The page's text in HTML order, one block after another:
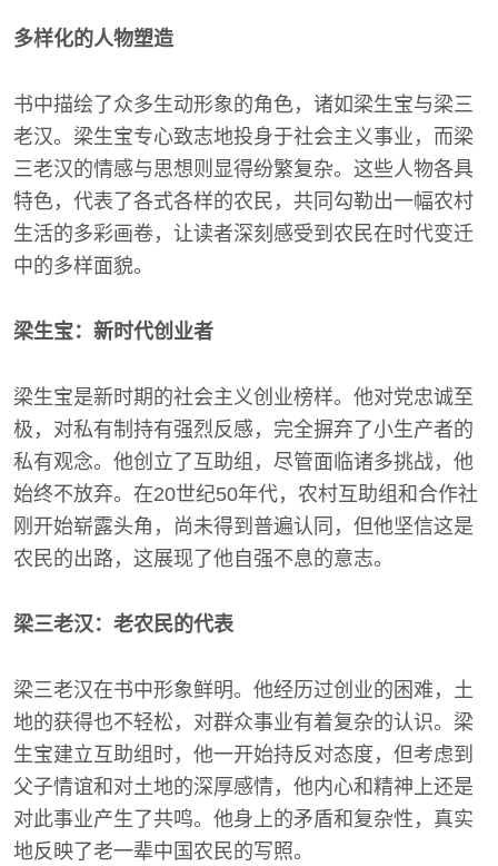
多样化的人物塑造
书中描绘了众多生动形象的角色，诸如梁生宝与梁三
老汉。梁生宝专心致志地投身于社会主义事业，而梁
三老汉的情感与思想则显得纷繁复杂。这些人物各具
特色，代表了各式各样的农民，共同勾勒出一幅农村
生活的多彩画卷，让读者深刻感受到农民在时代变迁
中的多样面貌。
梁生宝：新时代创业者
梁生宝是新时期的社会主义创业榜样。他对党忠诚至
极，对私有制持有强烈反感，完全摒弃了小生产者的
私有观念。他创立了互助组，尽管面临诸多挑战，他
始终不放弃。在20世纪50年代，农村互助组和合作社
刚开始崭露头角，尚未得到普遍认同，但他坚信这是
农民的出路，这展现了他自强不息的意志。
梁三老汉：老农民的代表
梁三老汉在书中形象鲜明。他经历过创业的困难，土
地的获得也不轻松，对群众事业有着复杂的认识。梁
生宝建立互助组时，他一开始持反对态度，但考虑到
父子情谊和对土地的深厚感情，他内心和精神上还是
对此事业产生了共鸣。他身上的矛盾和复杂性，真实
地反映了老一辈中国农民的写照。